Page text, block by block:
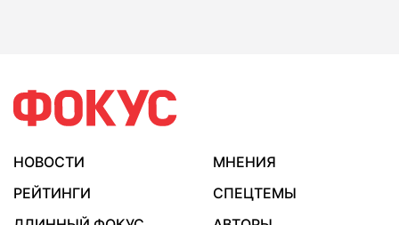
НОВОСТИ
МНЕНИЯ
РЕЙТИНГИ
СПЕЦТЕМЫ